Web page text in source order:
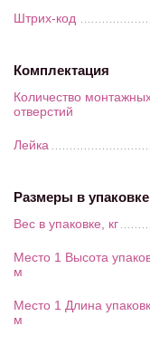
Штрих-код
Комплектация
Количество
отверстий
Лейка
Размеры в упаковке
Вес в упаковке, кг
Место 1 Высота
м
Место 1 Длина
м